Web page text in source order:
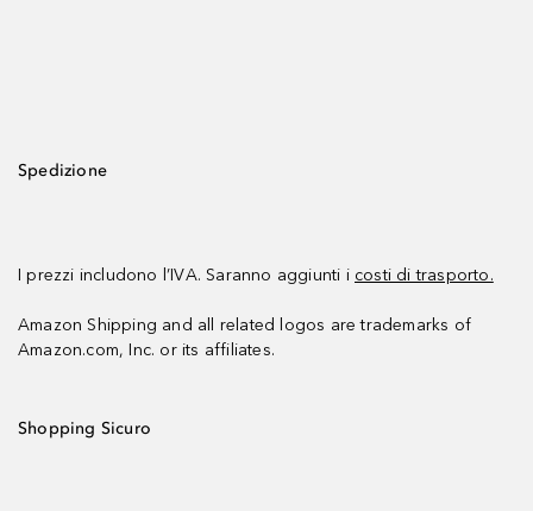
Spedizione
I prezzi includono l’IVA. Saranno aggiunti i costi di trasporto.
Amazon Shipping and all related logos are trademarks of
Amazon.com, Inc. or its affiliates.
Shopping Sicuro